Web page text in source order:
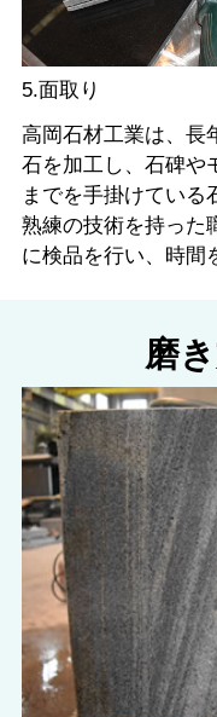
5.面取り
高岡石材工業は、長
石を加工し、石碑や
までを手掛けている
熟練の技術を持った
に検品を行い、時間
磨